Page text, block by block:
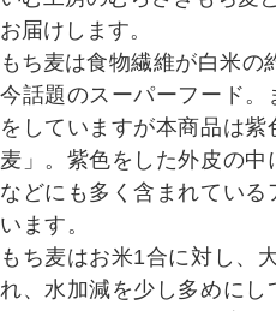
お届けします。
もち麦は食物繊維が白米の
今話題のスーパーフード
をしていますが本商品は
麦」。紫色をした外皮の
などにも多く含まれてい
います。
もち麦はお米1合に対し、
れ、水加減を少し多めにし